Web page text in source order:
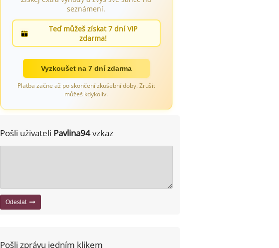
seznámení.
Teď můžeš získat 7 dní VIP
zdarma!
Vyzkoušet na 7 dní zdarma
Platba začne až po skončení zkušební doby. Zrušit
můžeš kdykoliv.
Pošli uživateli Pavlina94vzkaz
Odeslat
Pošli zprávu jedním klikem